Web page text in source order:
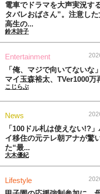
電車でドラマを大声実況す
タバレおばさん”。注意し
高生の...
鈴木詩子
Entertainment
「俺、マジで向いてないな
マイ玉森裕太、TVer1000万
こじらぶ
News
「100ドル札は使えない!?
イ移住の元テレ朝アナが驚
た“最...
大木優紀
Lifestyle